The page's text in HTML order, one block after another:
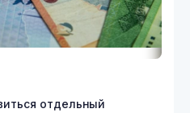
отдельный